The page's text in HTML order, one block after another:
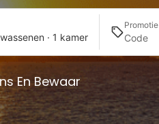
· 1 kamer
Promotie
En Bewaar